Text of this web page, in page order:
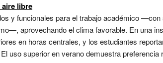
aire libre
y funcionales para el trabajo académico
aprovechando el clima favorable. En una
en horas centrales, y los estudiantes
uso superior en verano demuestra preferencia